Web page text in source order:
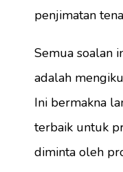
penjimatan
Semua soalan
adalah
Ini bermakna
terbaik untuk
diminta oleh